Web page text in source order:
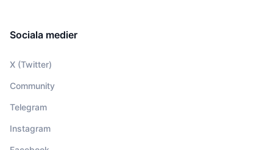
Sociala medier
X (Twitter)
Community
Telegram
Instagram